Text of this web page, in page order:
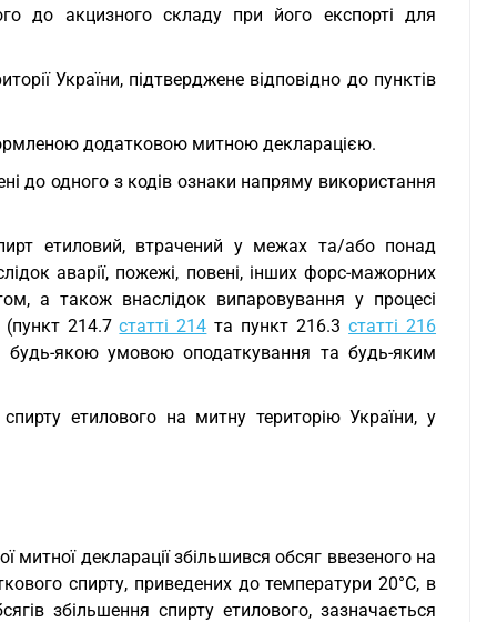
до акцизного складу при його експорті для
України, підтверджене відповідно до пунктів
додатковою митною декларацією.
до одного з кодів ознаки напряму використання
етиловий, втрачений у межах та/або понад
аварії, пожежі, повені, інших форс-мажорних
а також внаслідок випаровування у процесі
(пункт 214.7статті 214 та пункт 216.3статті 216
якою умовою оподаткування та будь-яким
етилового на митну територію України, у
декларації збільшився обсяг ввезеного на
спирту, приведених до температури 20°C, в
збільшення спирту етилового, зазначається